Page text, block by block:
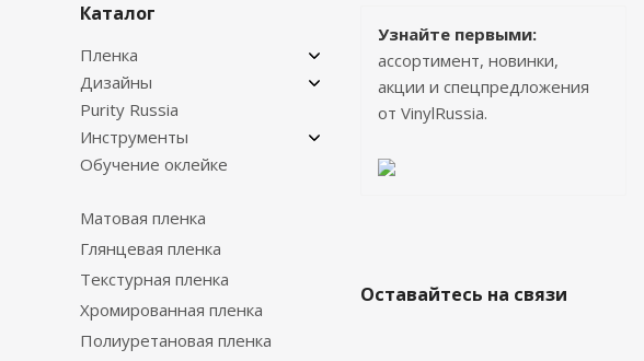
Каталог
Пленка
Дизайны
Purity Russia
Инструменты
Обучение оклейке
Матовая пленка
Глянцевая пленка
Текстурная пленка
Хромированная пленка
Полиуретановая пленка
Узнайте первыми:
ассортимент, новинки,
акции и спецпредложения
от VinylRussia.
Оставайтесь на связи